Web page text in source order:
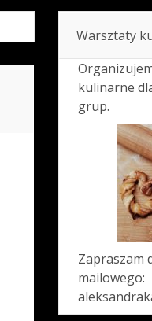
Warsztaty
kulinarne
grup.
Zapraszam
mailowego: